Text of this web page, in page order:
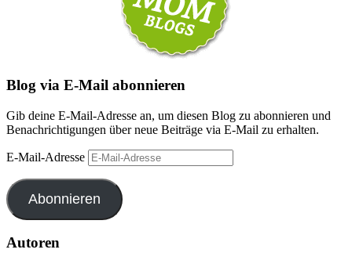
Blog via E-Mail abonnieren
Gib deine E-Mail-Adresse an, um diesen Blog zu abonnieren und
Benachrichtigungen über neue Beiträge via E-Mail zu erhalten.
E-Mail-Adresse
Abonnieren
Autoren